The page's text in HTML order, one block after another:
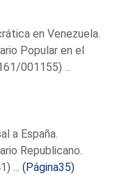
en Venezuela.
Popular en el
001155) ...
a España.
Republicano.
...(Página35)